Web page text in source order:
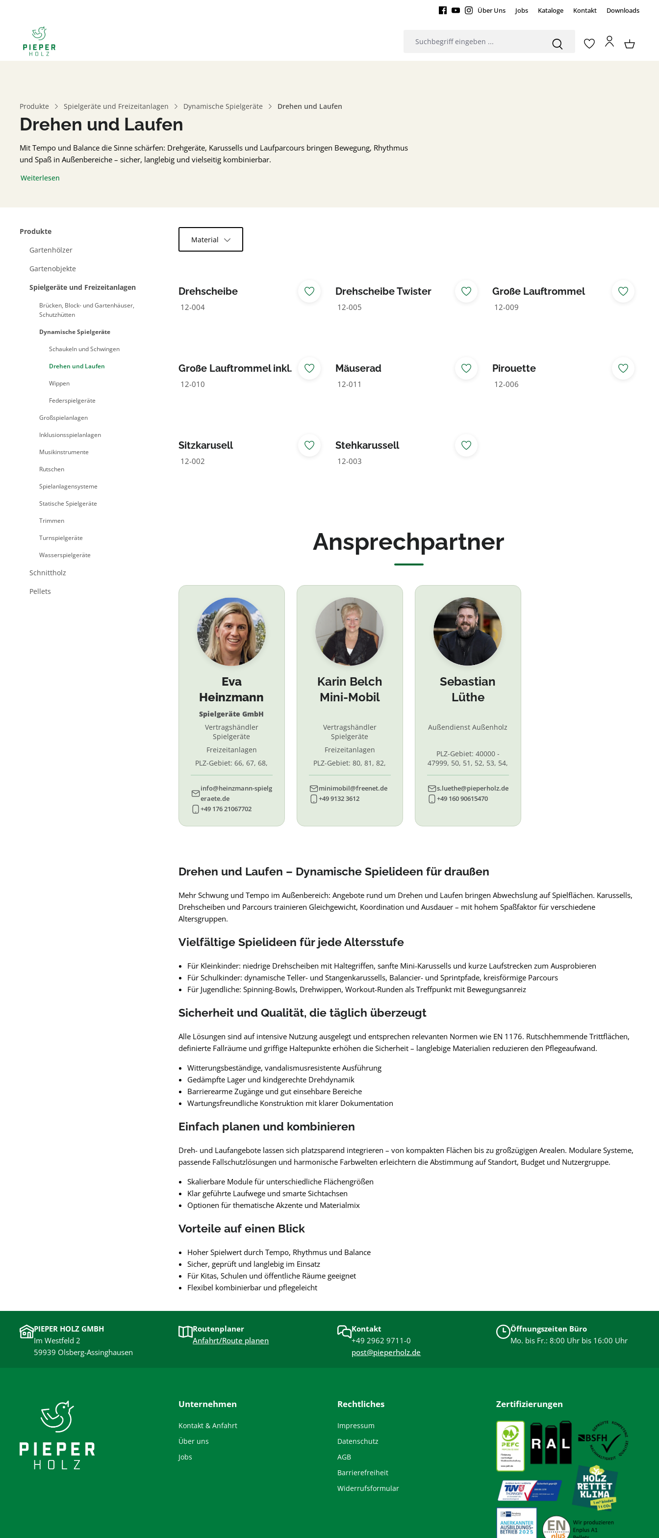
Über Uns Jobs Kataloge Kontakt Downloads
Produkte Spielgeräte und Freizeitanlagen Dynamische Spielgeräte Drehen und Laufen
Drehen und Laufen
Mit Tempo und Balance die Sinne schärfen: Drehgeräte, Karussells und Laufparcours bringen Bewegung, Rhythmus
und Spaß in Außenbereiche – sicher, langlebig und vielseitig kombinierbar.
Weiterlesen
Produkte
Gartenhölzer
Gartenobjekte
Spielgeräte und Freizeitanlagen
Brücken, Block- und Gartenhäuser,
Schutzhütten
Dynamische Spielgeräte
Schaukeln und Schwingen
Drehen und Laufen
Wippen
Federspielgeräte
Großspielanlagen
Inklusionsspielanlagen
Musikinstrumente
Rutschen
Spielanlagensysteme
Statische Spielgeräte
Trimmen
Turnspielgeräte
Wasserspielgeräte
Schnittholz
Pellets
Material
Drehscheibe
12-004
Drehscheibe Twister
12-005
Große Lauftrommel
Grundmodell
12-009
Große Lauftrommel inkl.
Auskleidung
12-010
Mäuserad
12-011
Pirouette
12-006
Sitzkarusell
12-002
Stehkarussell
12-003
Ansprechpartner
Eva
Heinzmann
Spielgeräte GmbH
Vertragshändler
Spielgeräte
Freizeitanlagen
PLZ-Gebiet: 66, 67, 68,
info@heinzmann-spielg
eraete.de
+49 176 21067702
Karin Belch
Mini-Mobil
Vertragshändler
Spielgeräte
Freizeitanlagen
PLZ-Gebiet: 80, 81, 82,
minimobil@freenet.de
+49 9132 3612
Sebastian
Lüthe
Außendienst Außenholz
PLZ-Gebiet: 40000 -
47999, 50, 51, 52, 53, 54,
s.luethe@pieperholz.de
+49 160 90615470
Drehen und Laufen – Dynamische Spielideen für draußen
Mehr Schwung und Tempo im Außenbereich: Angebote rund um Drehen und Laufen bringen Abwechslung auf Spielflächen. Karussells,
Drehscheiben und Parcours trainieren Gleichgewicht, Koordination und Ausdauer – mit hohem Spaßfaktor für verschiedene
Altersgruppen.
Vielfältige Spielideen für jede Altersstufe
Für Kleinkinder: niedrige Drehscheiben mit Haltegriffen, sanfte Mini-Karussells und kurze Laufstrecken zum Ausprobieren
Für Schulkinder: dynamische Teller- und Stangenkarussells, Balancier- und Sprintpfade, kreisförmige Parcours
Für Jugendliche: Spinning-Bowls, Drehwippen, Workout-Runden als Treffpunkt mit Bewegungsanreiz
Sicherheit und Qualität, die täglich überzeugt
Alle Lösungen sind auf intensive Nutzung ausgelegt und entsprechen relevanten Normen wie EN 1176. Rutschhemmende Trittflächen,
definierte Fallräume und griffige Haltepunkte erhöhen die Sicherheit – langlebige Materialien reduzieren den Pflegeaufwand.
Witterungsbeständige, vandalismusresistente Ausführung
Gedämpfte Lager und kindgerechte Drehdynamik
Barrierearme Zugänge und gut einsehbare Bereiche
Wartungsfreundliche Konstruktion mit klarer Dokumentation
Einfach planen und kombinieren
Dreh- und Laufangebote lassen sich platzsparend integrieren – von kompakten Flächen bis zu großzügigen Arealen. Modulare Systeme,
passende Fallschutzlösungen und harmonische Farbwelten erleichtern die Abstimmung auf Standort, Budget und Nutzergruppe.
Skalierbare Module für unterschiedliche Flächengrößen
Klar geführte Laufwege und smarte Sichtachsen
Optionen für thematische Akzente und Materialmix
Vorteile auf einen Blick
Hoher Spielwert durch Tempo, Rhythmus und Balance
Sicher, geprüft und langlebig im Einsatz
Für Kitas, Schulen und öffentliche Räume geeignet
Flexibel kombinierbar und pflegeleicht
PIEPER HOLZ GMBH
Im Westfeld 2
59939 Olsberg-Assinghausen
Routenplaner
Anfahrt/Route planen
Kontakt
+49 2962 9711-0
post@pieperholz.de
Öffnungszeiten Büro
Mo. bis Fr.: 8:00 Uhr bis 16:00 Uhr
Unternehmen
Kontakt & Anfahrt
Über uns
Jobs
Rechtliches
Impressum
Datenschutz
AGB
Barrierefreiheit
Widerrufsformular
Zertifizierungen